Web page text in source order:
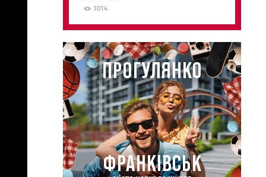
1014